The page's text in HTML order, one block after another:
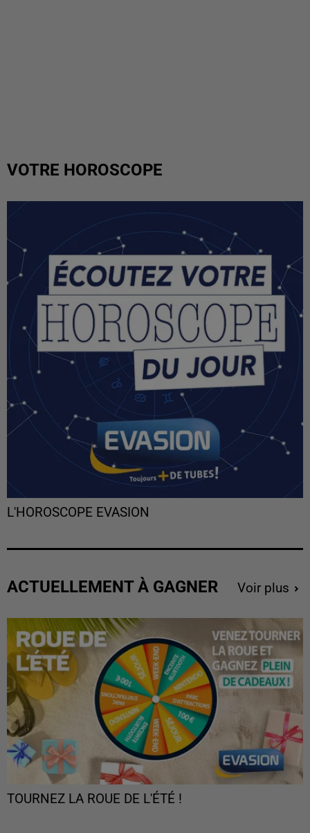
VOTRE HOROSCOPE
L'HOROSCOPE EVASION
ACTUELLEMENT À GAGNER Voir plus
TOURNEZ LA ROUE DE L'ÉTÉ !